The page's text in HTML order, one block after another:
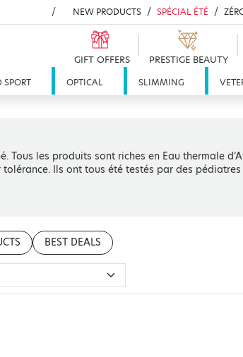
NEW PRODUCTS SPÉCIAL ÉTÉ
GIFT OFFERS PRESTIGE BEAUTY
OPTICAL SLIMMING
les produits sont riches en Eau thermale
Ils ont tous été testés par des
BEST DEALS